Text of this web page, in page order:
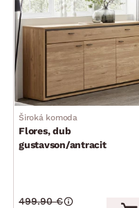
Široká komoda
Flores, dub
gustavson/antracit
499.90 €